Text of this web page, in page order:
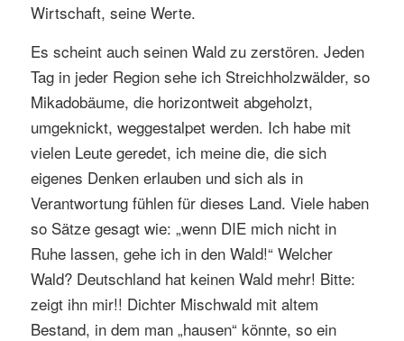
Wirtschaft, seine Werte.
Es scheint auch seinen Wald zu zerstören. Jeden
Tag in jeder Region sehe ich Streichholzwälder, so
Mikadobäume, die horizontweit abgeholzt,
umgeknickt, weggestalpet werden. Ich habe mit
vielen Leute geredet, ich meine die, die sich
eigenes Denken erlauben und sich als in
Verantwortung fühlen für dieses Land. Viele haben
so Sätze gesagt wie: „wenn DIE mich nicht in
Ruhe lassen, gehe ich in den Wald!“ Welcher
Wald? Deutschland hat keinen Wald mehr! Bitte:
zeigt ihn mir!! Dichter Mischwald mit altem
Bestand, in dem man „hausen“ könnte, so ein